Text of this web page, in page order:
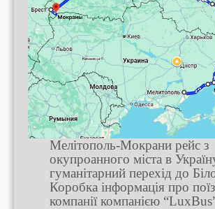
Мелітополь-Мокрани рейс з
окупроанного міста в
гуманітарний перехід до
Коробка інформація про
компанії компанією